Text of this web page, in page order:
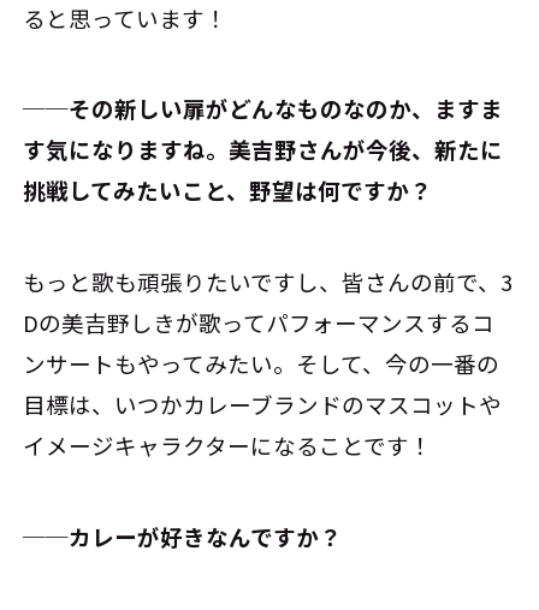
ると思っています！
──その新しい扉がどんなものなのか、ますま
す気になりますね。美吉野さんが今後、新たに
挑戦してみたいこと、野望は何ですか？
もっと歌も頑張りたいですし、皆さんの前で、3
Dの美吉野しきが歌ってパフォーマンスするコ
ンサートもやってみたい。そして、今の一番の
目標は、いつかカレーブランドのマスコットや
イメージキャラクターになることです！
──カレーが好きなんですか？